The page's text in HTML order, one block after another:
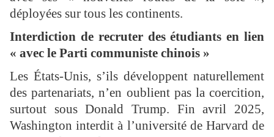
déployées sur tous les continents.
Interdiction de recruter des étudiants en lien
« avec le Parti communiste chinois »
Les États-Unis, s’ils développent naturellement
des partenariats, n’en oublient pas la coercition,
surtout sous Donald Trump. Fin avril 2025,
Washington interdit à l’université de Harvard de